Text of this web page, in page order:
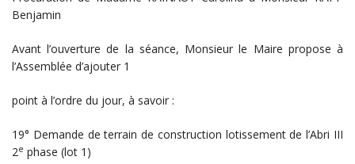
Benjamin
Avant l’ouverture de la séance, Monsieur le Maire propose à
l’Assemblée d’ajouter 1
point à l’ordre du jour, à savoir :
19° Demande de terrain de construction lotissement de l’Abri III
2e phase (lot 1)